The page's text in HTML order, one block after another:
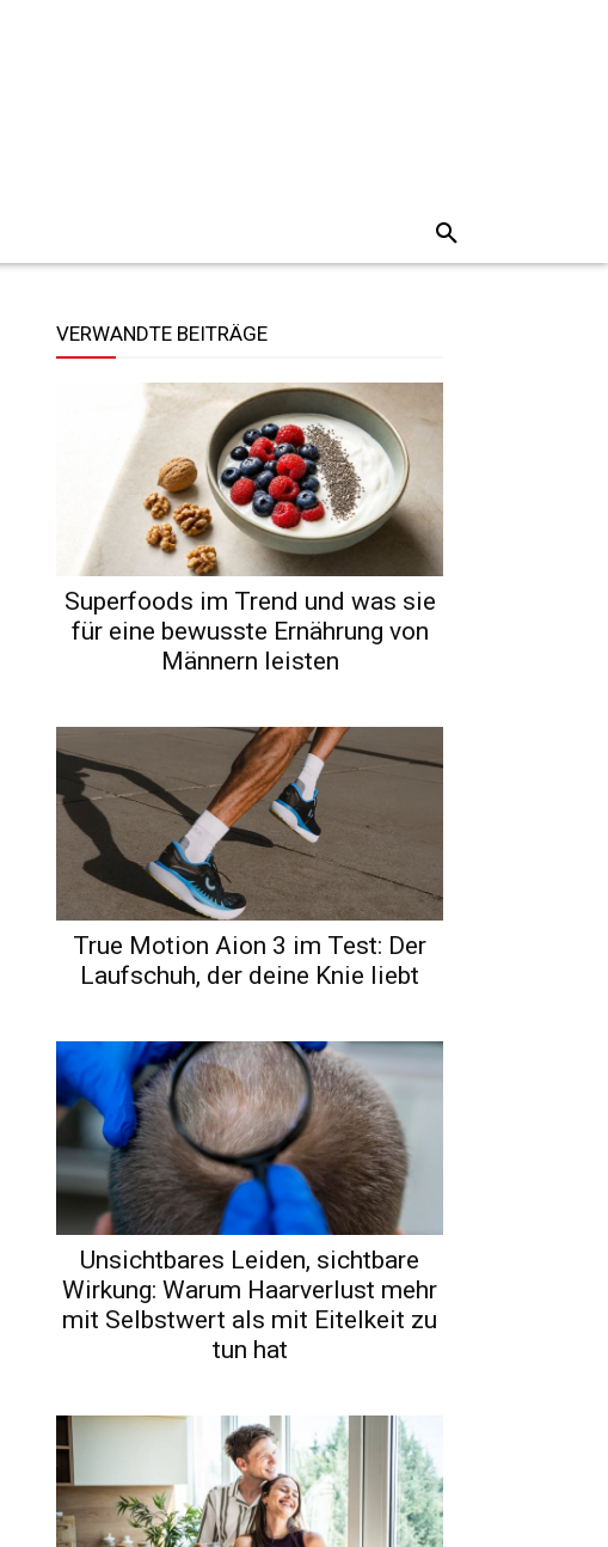
VERWANDTE BEITRÄGE
Superfoods im Trend und was sie
für eine bewusste Ernährung von
Männern leisten
True Motion Aion 3 im Test: Der
Laufschuh, der deine Knie liebt
Unsichtbares Leiden, sichtbare
Wirkung: Warum Haarverlust mehr
mit Selbstwert als mit Eitelkeit zu
tun hat